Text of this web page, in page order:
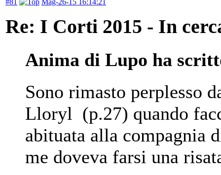
Re: I Corti 2015 - In
Anima di Lupo ha
Sono rimasto perplesso
Lloryl (p.27) quando
abituata alla compagnia
me doveva